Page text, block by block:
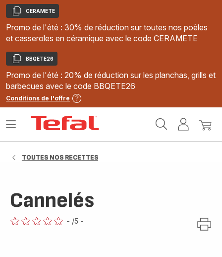
Copier
CERAMETE
Promo de l'été : 30% de réduction sur toutes nos poêles
et casseroles en céramique avec le code CERAMETE
Copier
BBQETE26
Promo de l'été : 20% de réduction sur les planchas, grills et
barbecues avec le code BBQETE26
Conditions de l'offre
MonMon
Ouvrir
TOUTES NOS RECETTES
Cannelés
- /5 -